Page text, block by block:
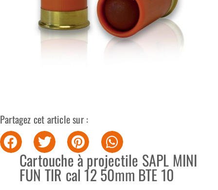
Partagez cet article sur :
Cartouche à projectile SAPL MINI
FUN TIR cal 12 50mm BTE 10